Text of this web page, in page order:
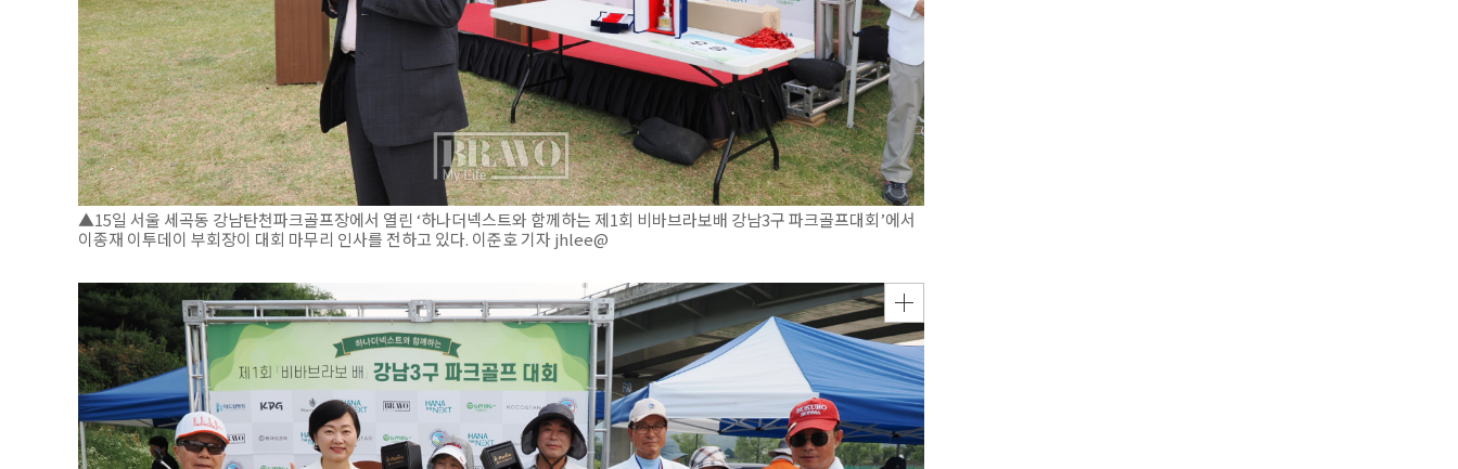
▲15일 서울 세곡동 강남탄천파크골프장에서 열린 ‘하나더넥스트와 함께하는 제1회 비바브라보배 강남3구 파크골프대회’에서
이종재 이투데이 부회장이 대회 마무리 인사를 전하고 있다. 이준호 기자 jhlee@